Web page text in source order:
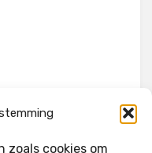
zoals cookies om